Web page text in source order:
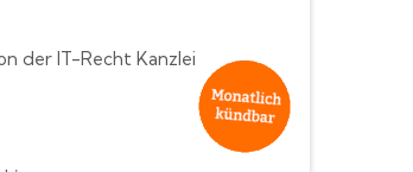
der IT-Recht Kanzlei